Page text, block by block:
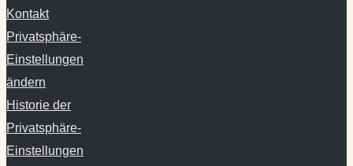
Kontakt
Privatsphäre-
Einstellungen
ändern
Historie der
Privatsphäre-
Einstellungen